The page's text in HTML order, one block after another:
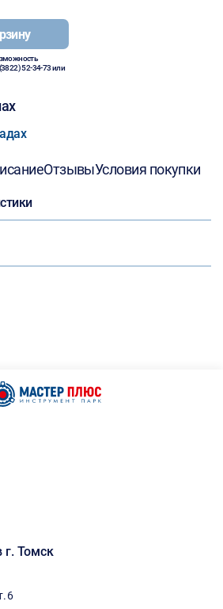
52-34-73или
ОтзывыУсловия покупки
г. Томск
6